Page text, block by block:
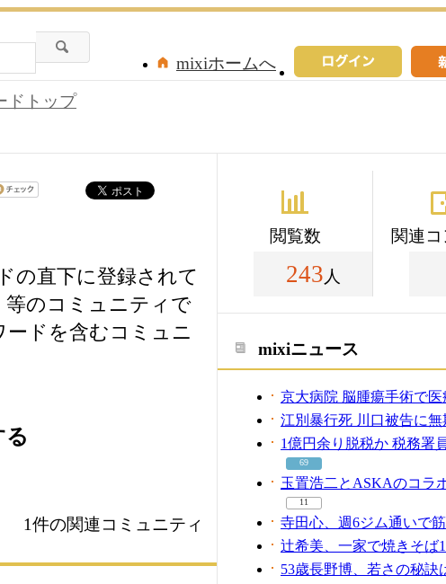
mixiホームへ
ドトップ
の直下に登録されて
等のコミュニティで
ドを含むコミュニ
る
1件の関連コミュニティ
閲覧数
243 人
関連
mixiニュース
京大病院 脳腫瘍手術で医
江別暴行死 川口被告に無
1億円余り脱税か 税務署
69
玉置浩二とASKAのコラ
11
寺田心、週6ジム通いで
辻希美、一家で焼きそば
53歳長野博、若さの秘訣